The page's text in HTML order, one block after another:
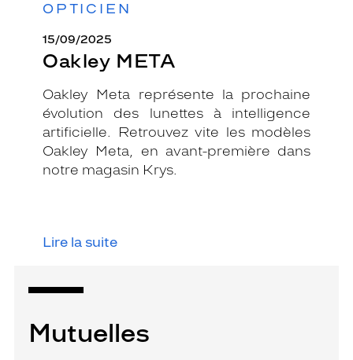
OPTICIEN
15/09/2025
Oakley META
Oakley Meta représente la prochaine
évolution des lunettes à intelligence
artificielle. Retrouvez vite les modèles
Oakley Meta, en avant-première dans
notre magasin Krys.
Lire la suite
Mutuelles